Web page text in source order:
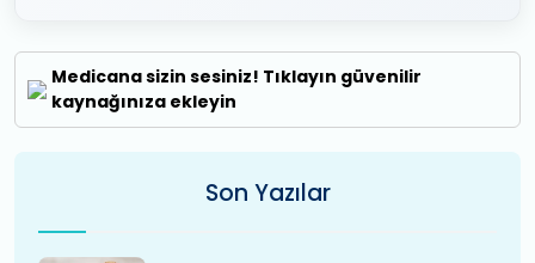
Medicana sizin sesiniz! Tıklayın güvenilir
kaynağınıza ekleyin
Son Yazılar